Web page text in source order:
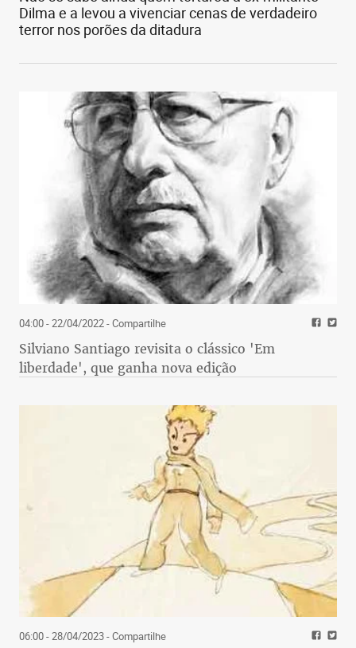
Dilma e a levou a vivenciar cenas de verdadeiro
terror nos porões da ditadura
04:00 - 22/04/2022- Compartilhe
Silviano Santiago revisita o clássico 'Em
liberdade', que ganha nova edição
06:00 - 28/04/2023- Compartilhe